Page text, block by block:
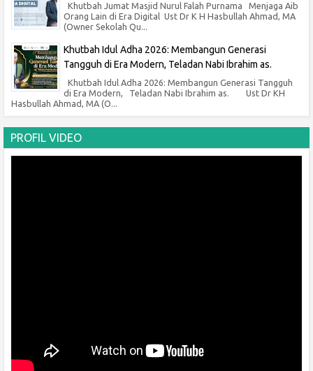
Khutbah Jumat Masjid Nurul Falah Purnama Menjaga Aib
Orang Lain di Era Digital Ust Dr K H Hasbullah Ahmad, MA
(Owner Sekolah Qu...
Khutbah Idul Adha 2026: Membangun Generasi
Tangguh di Era Modern, Teladan Nabi Ibrahim as.
Khutbah Idul Adha 2026: Membangun Generasi Tangguh
di Era Modern, Teladan Nabi Ibrahim as. Ust Dr KH
Hasbullah Ahmad, MA (O...
PROFIL VIDEO